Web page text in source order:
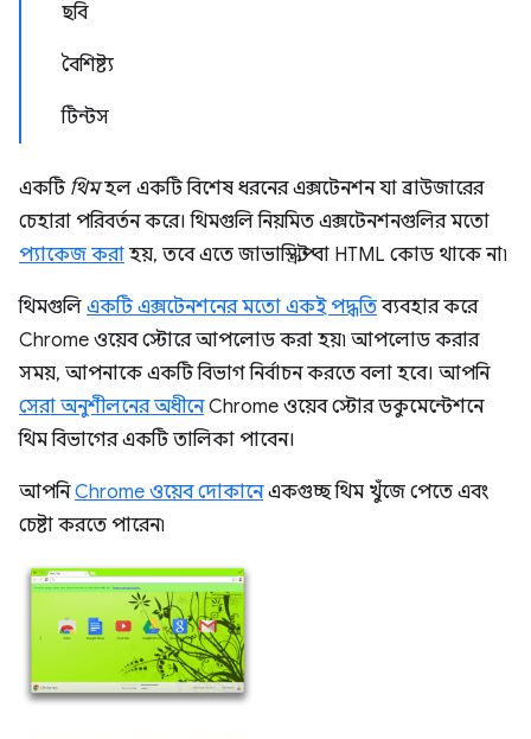
ছবি
বৈশিষ্ট্য
টিন্টস
একটি থিমহল একটি বিশেষ ধরনের এক্সটেনশন যা ব্রাউজারের
চেহারা পরিবর্তন করে। থিমগুলি নিয়মিত এক্সটেনশনগুলির মতো
প্যাকেজ করা হয়, তবে এতে জাভাস্ক্রিপ্ট বা HTML কোড থাকে না৷
থিমগুলি একটি এক্সটেনশনের মতো একই পদ্ধতিব্যবহার করে
Chrome ওয়েব স্টোরে আপলোড করা হয়৷ আপলোড করার
সময়, আপনাকে একটি বিভাগ নির্বাচন করতে বলা হবে। আপনি
সেরা অনুশীলনের অধীনেChrome ওয়েব স্টোর ডকুমেন্টেশনে
থিম বিভাগের একটি তালিকা পাবেন।
আপনিChrome ওয়েব দোকানেএকগুচ্ছ থিম খুঁজে পেতে এবং
চেষ্টা করতে পারেন৷